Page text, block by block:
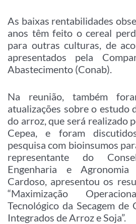
As baixas rentabilidades
anos têm feito o cereal
para outras culturas, de
apresentados pela
Abastecimento (Conab).
Na reunião, também
atualizações sobre o estudo
do arroz, que será realizado
Cepea, e foram
pesquisa com bioinsumos
representante do
Engenharia e Agronomia
Cardoso, apresentou os
“Maximização
Tecnológico da Secagem de
Integrados de Arroz e Soja”.